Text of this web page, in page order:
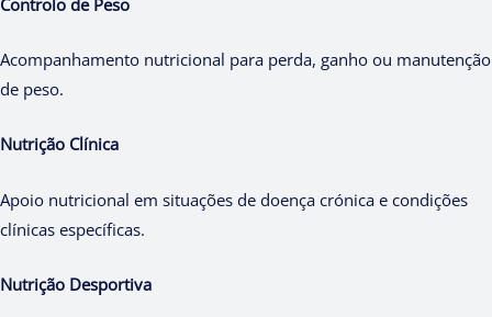
Acompanhamento nutricional para perda, ganho ou manutenção
de peso.
Nutrição Clínica
Apoio nutricional em situações de doença crónica e condições
clínicas específicas.
Nutrição Desportiva